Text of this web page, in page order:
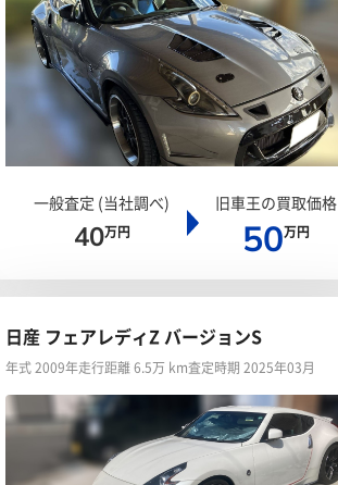
一般査定 (当社調べ)
40万円
旧車王の買取価格
50万円
日産 フェアレディZ バージョンS
年式 2009年走行距離 6.5万 km査定時期 2025年03月